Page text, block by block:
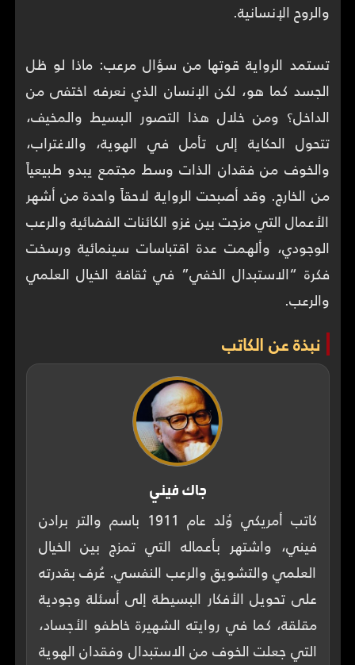
تستمد الرواية قوتها من سؤال مرعب: ماذا لو ظل
الجسد كما هو، لكن الإنسان الذي نعرفه اختفى من
الداخل؟ ومن خلال هذا التصور البسيط والمخيف،
تتحول الحكاية إلى تأمل في الهوية، والاغتراب،
والخوف من فقدان الذات وسط مجتمع يبدو طبيعياً
من الخارج. وقد أصبحت الرواية لاحقاً واحدة من أشهر
الأعمال التي مزجت بين غزو الكائنات الفضائية والرعب
الوجودي، وألهمت عدة اقتباسات سينمائية ورسخت
فكرة “الاستبدال الخفي” في ثقافة الخيال العلمي
والرعب.
نبذة عن الكاتب
جاك فيني
كاتب أمريكي وُلد عام 1911 باسم والتر برادن
فيني، واشتهر بأعماله التي تمزج بين الخيال
العلمي والتشويق والرعب النفسي. عُرف بقدرته
على تحويل الأفكار البسيطة إلى أسئلة وجودية
مقلقة، كما في روايته الشهيرة خاطفو الأجساد،
التي جعلت الخوف من الاستبدال وفقدان الهوية